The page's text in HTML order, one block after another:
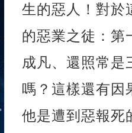
生的惡人！對於
的惡業之徒：第
成凡、還照常是
嗎？這樣還有因
他是遭到惡報死